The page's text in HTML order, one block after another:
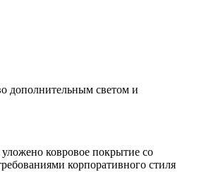
дополнительным светом и
ковровое покрытие со
корпоративного стиля